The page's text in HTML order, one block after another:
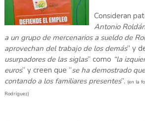
Consideran
Antonio
a un grupo de mercenarios a sueldo de
aprovechan del trabajo de los demás” y
usurpadores de las siglas” como “la
euros” y creen que “se ha demostrado
contando a los familiares presentes”. (en la
Rodríguez)